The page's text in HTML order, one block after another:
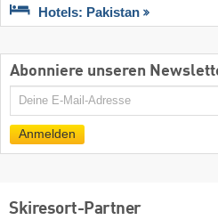
Hotels: Pakistan
Abonniere unseren
E-
Mail
Anmelden
Skiresort-Partner